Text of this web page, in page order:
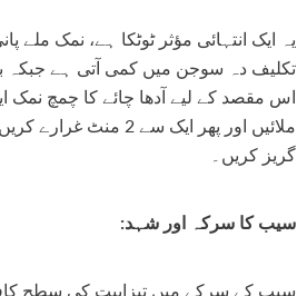
یہ ایک انتہائی مؤثر ٹوٹکا ہے، نمک ملے
تکلیف دہ سوجن میں کمی آتی ہے جبکہ
اس مقصد کے لیے آدھا چائے کا چمچ نمک
ملائیں اور پھر ایک سے 2
گریز کریں۔
سیب کا سرکہ اور شہد:
سیب کے سرکے میں تیزابیت کی سطح